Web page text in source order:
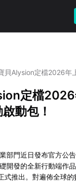
貝Alysion定檔2026年
定檔
動包！
部門近日發布官方公
開發的全新行動端作
式推出。對遍佈全球